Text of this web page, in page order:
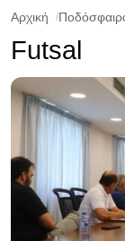
Αρχική
Futsal